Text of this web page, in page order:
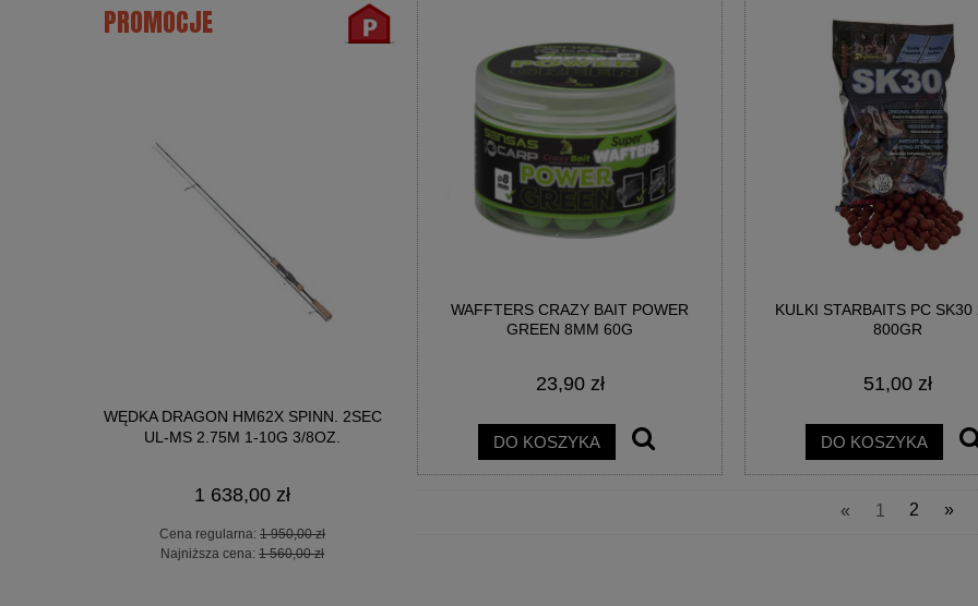
PROMOCJE
WĘDKA DRAGON HM62X SPINN. 2SEC
UL-MS 2.75M 1-10G 3/8OZ.
1 638,00 zł
Cena regularna: 1 950,00 zł
Najniższa cena: 1 560,00 zł
WĘDKA OKUMA CUSTOM BLACK FEEDER
248,17 zł
WĘDKA DRAGON HM62X SPINN 2SEC
1 596,00 zł
Cena regularna:
1 900,00 zł
WAFFTERS CRAZY BAIT POWER
GREEN 8MM 60G
23,90 zł
DO KOSZYKA
KULKI STARBAITS PC SK30
800GR
51,00 zł
DO KOSZYKA
« 1 2 »